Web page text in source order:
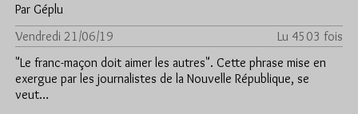
Par Géplu
Vendredi 21/06/19
Lu 4503 fois
"Le franc-maçon doit aimer les autres". Cette phrase mise en
exergue par les journalistes de la Nouvelle République, se
veut…